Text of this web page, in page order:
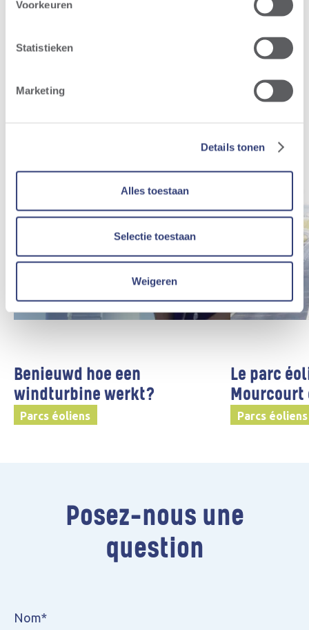
Voorkeuren
Statistieken
Marketing
Details tonen
Alles toestaan
Selectie toestaan
Weigeren
Actualités pertinentes
Benieuwd hoe een
windturbine werkt?
Parcs éoliens
Le parc
Mourcourt
Parcs éoliens
Posez-nous une
question
Nom*